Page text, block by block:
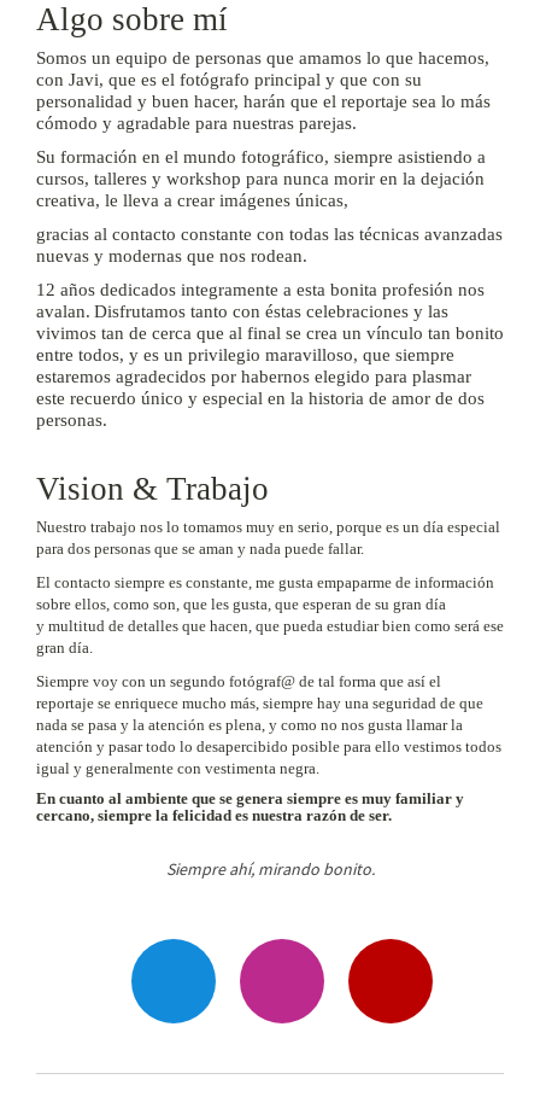
Algo sobre mí
Somos un equipo de personas que amamos lo que hacemos,
con Javi, que es el fotógrafo principal y que con su
personalidad y buen hacer, harán que el reportaje sea lo más
cómodo y agradable para nuestras parejas.
Su formación en el mundo fotográfico, siempre asistiendo a
cursos, talleres y workshop para nunca morir en la dejación
creativa, le lleva a crear imágenes únicas,
gracias al contacto constante con todas las técnicas avanzadas
nuevas y modernas que nos rodean.
12 años dedicados integramente a esta bonita profesión nos
avalan. Disfrutamos tanto con éstas celebraciones y las
vivimos tan de cerca que al final se crea un vínculo tan bonito
entre todos, y es un privilegio maravilloso, que siempre
estaremos agradecidos por habernos elegido para plasmar
este recuerdo único y especial en la historia de amor de dos
personas.
Vision & Trabajo
Nuestro trabajo nos lo tomamos muy en serio, porque es un día especial
para dos personas que se aman y nada puede fallar.
El contacto siempre es constante, me gusta empaparme de información
sobre ellos, como son, que les gusta, que esperan de su gran día
y multitud de detalles que hacen, que pueda estudiar bien como será ese
gran día.
Siempre voy con un segundo fotógraf@ de tal forma que así el
reportaje se enriquece mucho más, siempre hay una seguridad de que
nada se pasa y la atención es plena, y como no nos gusta llamar la
atención y pasar todo lo desapercibido posible para ello vestimos todos
igual y generalmente con vestimenta negra.
En cuanto al ambiente que se genera siempre es muy familiar y
cercano, siempre la felicidad es nuestra razón de ser.
Siempre ahí, mirando bonito.